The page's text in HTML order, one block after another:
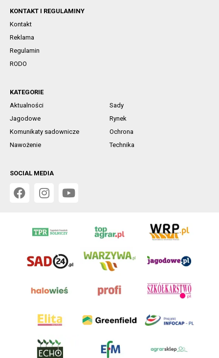
KONTAKT I REGULAMINY
Kontakt
Reklama
Regulamin
RODO
KATEGORIE
Aktualności
Sady
Jagodowe
Rynek
Komunikaty sadownicze
Ochrona
Nawożenie
Technika
SOCIAL MEDIA